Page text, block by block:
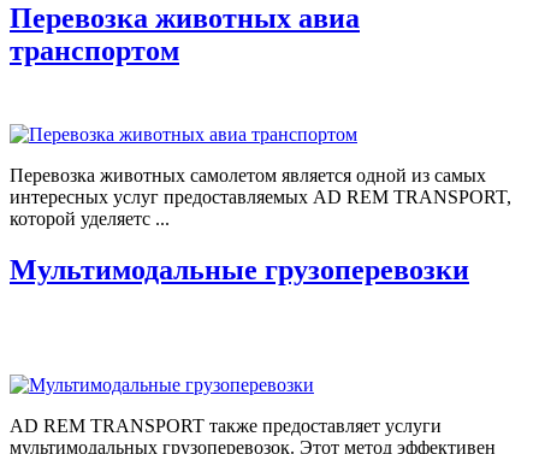
Перевозка животных авиа
транспортом
Перевозка животных самолетом является одной из самых
интересных услуг предоставляемых AD REM TRANSPORT,
которой уделяетс ...
Мультимодальные грузоперевозки
AD REM TRANSPORT также предоставляет услуги
мультимодальных грузоперевозок. Этот метод эффективен